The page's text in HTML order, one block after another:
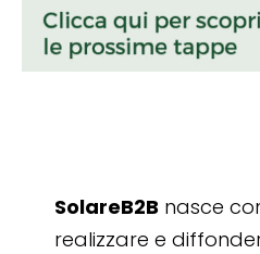
SolareB2B nasce
realizzare e